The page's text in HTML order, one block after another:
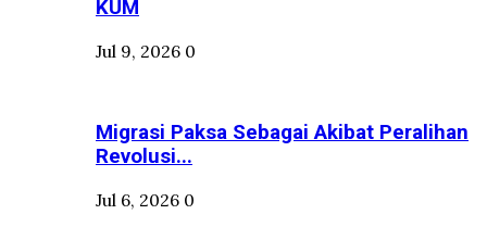
KUM
Jul 9, 2026 0
Migrasi Paksa Sebagai Akibat Peralihan
Revolusi...
Jul 6, 2026 0